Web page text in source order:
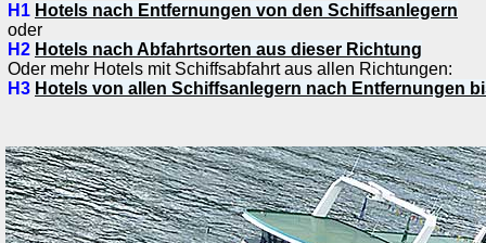
H1 Hotels nach Entfernungen von den Schiffsanlegern
oder
H2 Hotels nach Abfahrtsorten aus dieser Richtung
Oder mehr Hotels mit Schiffsabfahrt aus allen Richtungen:
H3 Hotels von allen Schiffsanlegern nach Entfernungen